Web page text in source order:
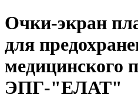
Очки-экран
для
медицинского
ЭПГ-"ЕЛАТ"